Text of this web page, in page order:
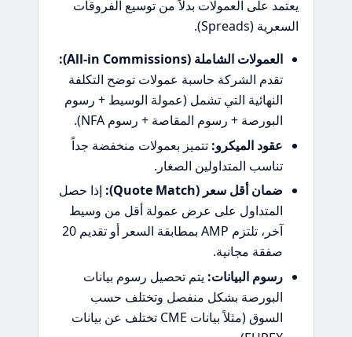
يعتمد على العمولات بدلاً من توسيع الفروقات
السعرية (Spreads).
العمولات الشاملة (All-in Commissions):
تقدم الشركة حاسبة عمولات توضح التكلفة
النهائية التي تشمل (عمولة الوسيط + رسوم
البورصة + رسوم المقاصة + رسوم NFA).
عقود الميكرو: تتميز بعمولات منخفضة جداً
تناسب المتداولين الصغار.
ضمان أقل سعر (Quote Match):
إذا حصل
المتداول على عرض عمولة أقل من وسيط
آخر، تلتزم AMP بمطابقة السعر أو تقديم 20
صفقة مجانية.
رسوم البيانات: يتم تحصيل رسوم بيانات
البورصة بشكل منفصل وتختلف حسب
السوق (مثلاً بيانات CME تختلف عن بيانات